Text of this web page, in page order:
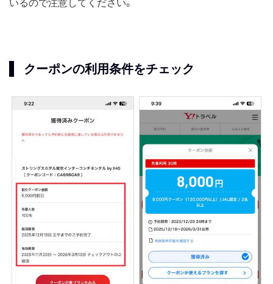
いるので注意してください。
クーポンの利用条件をチェック